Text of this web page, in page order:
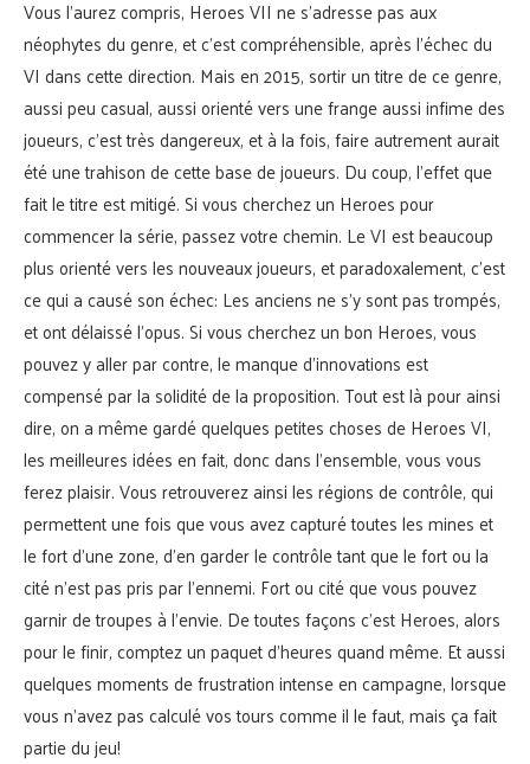
Vous l’aurez compris, Heroes VII ne s’adresse pas aux
néophytes du genre, et c’est compréhensible, après l’échec du
VI dans cette direction. Mais en 2015, sortir un titre de ce genre,
aussi peu casual, aussi orienté vers une frange aussi infime des
joueurs, c’est très dangereux, et à la fois, faire autrement aurait
été une trahison de cette base de joueurs. Du coup, l’effet que
fait le titre est mitigé. Si vous cherchez un Heroes pour
commencer la série, passez votre chemin. Le VI est beaucoup
plus orienté vers les nouveaux joueurs, et paradoxalement, c’est
ce qui a causé son échec: Les anciens ne s’y sont pas trompés,
et ont délaissé l’opus. Si vous cherchez un bon Heroes, vous
pouvez y aller par contre, le manque d’innovations est
compensé par la solidité de la proposition. Tout est là pour ainsi
dire, on a même gardé quelques petites choses de Heroes VI,
les meilleures idées en fait, donc dans l’ensemble, vous vous
ferez plaisir. Vous retrouverez ainsi les régions de contrôle, qui
permettent une fois que vous avez capturé toutes les mines et
le fort d’une zone, d’en garder le contrôle tant que le fort ou la
cité n’est pas pris par l’ennemi. Fort ou cité que vous pouvez
garnir de troupes à l’envie. De toutes façons c’est Heroes, alors
pour le finir, comptez un paquet d’heures quand même. Et aussi
quelques moments de frustration intense en campagne, lorsque
vous n’avez pas calculé vos tours comme il le faut, mais ça fait
partie du jeu!